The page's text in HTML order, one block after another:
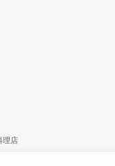
理店